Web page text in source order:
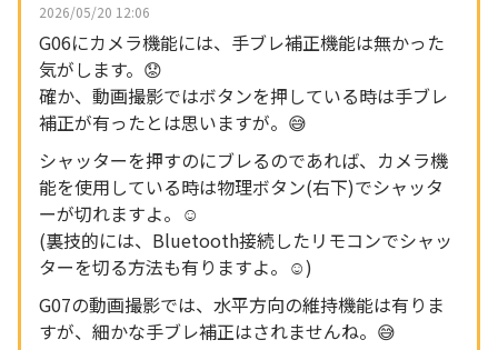
2026/05/20 12:06
G06にカメラ機能には、手ブレ補正機能は無かった
気がします。😟
確か、動画撮影ではボタンを押している時は手ブレ
補正が有ったとは思いますが。😅
シャッターを押すのにブレるのであれば、カメラ機
能を使用している時は物理ボタン(右下)でシャッタ
ーが切れますよ。☺️
(裏技的には、Bluetooth接続したリモコンでシャッ
ターを切る方法も有りますよ。☺️)
G07の動画撮影では、水平方向の維持機能は有りま
すが、細かな手ブレ補正はされませんね。😅